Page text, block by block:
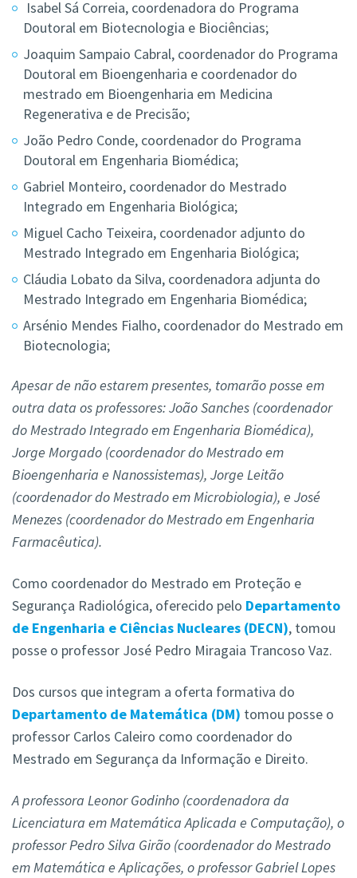
Isabel Sá Correia, coordenadora do Programa
Doutoral em Biotecnologia e Biociências;
Joaquim Sampaio Cabral, coordenador do Programa
Doutoral em Bioengenharia e coordenador do
mestrado em Bioengenharia em Medicina
Regenerativa e de Precisão;
João Pedro Conde, coordenador do Programa
Doutoral em Engenharia Biomédica;
Gabriel Monteiro, coordenador do Mestrado
Integrado em Engenharia Biológica;
Miguel Cacho Teixeira, coordenador adjunto do
Mestrado Integrado em Engenharia Biológica;
Cláudia Lobato da Silva, coordenadora adjunta do
Mestrado Integrado em Engenharia Biomédica;
Arsénio Mendes Fialho, coordenador do Mestrado em
Biotecnologia;
Apesar de não estarem presentes, tomarão posse em
outra data os professores: João Sanches (coordenador
do Mestrado Integrado em Engenharia Biomédica),
Jorge Morgado (coordenador do Mestrado em
Bioengenharia e Nanossistemas), Jorge Leitão
(coordenador do Mestrado em Microbiologia), e José
Menezes (coordenador do Mestrado em Engenharia
Farmacêutica).
Como coordenador do Mestrado em Proteção e
Segurança Radiológica, oferecido pelo Departamento
de Engenharia e Ciências Nucleares (DECN), tomou
posse o professor José Pedro Miragaia Trancoso Vaz.
Dos cursos que integram a oferta formativa do
Departamento de Matemática (DM) tomou posse o
professor Carlos Caleiro como coordenador do
Mestrado em Segurança da Informação e Direito.
A professora Leonor Godinho (coordenadora da
Licenciatura em Matemática Aplicada e Computação), o
professor Pedro Silva Girão (coordenador do Mestrado
em Matemática e Aplicações, o professor Gabriel Lopes